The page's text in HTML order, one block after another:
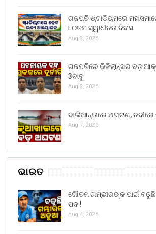
ଗଜପତି ଷ୍ଟାଡିୟମରେ
୮୦ତମ ସ୍ୱାଧୀନତା ଦିବସ
Aug 8, 2026
ଗଜପତିରେ ଭିଜିଲାନ୍ସର ବଡ଼
3ବାବୁ
Aug 8, 2026
ବାଲିଆନ୍ତାରେ ଅଘଟଣ,
Aug 7, 2026
ଭାରତ
ଗୌତମ ଗମ୍ଭୀରଙ୍କ ପାଇଁ ବଢୁଛି
ପଦ !
Aug 4, 2026